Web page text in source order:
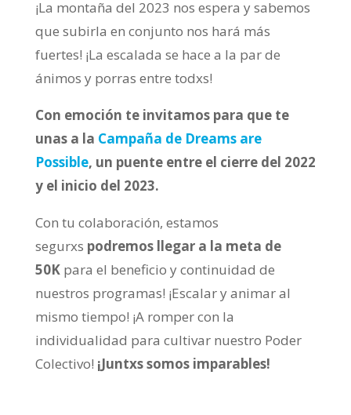
¡La montaña del 2023 nos espera y sabemos
que subirla en conjunto nos hará más
fuertes! ¡La escalada se hace a la par de
ánimos y porras entre todxs!
Con emoción te invitamos para que te
unas a la Campaña de Dreams are
Possible, un puente entre el cierre del 2022
y el inicio del 2023.
Con tu colaboración, estamos
segurxs podremos llegar a la meta de
50Kpara el beneficio y continuidad de
nuestros programas! ¡Escalar y animar al
mismo tiempo! ¡A romper con la
individualidad para cultivar nuestro Poder
Colectivo! ¡Juntxs somos imparables!